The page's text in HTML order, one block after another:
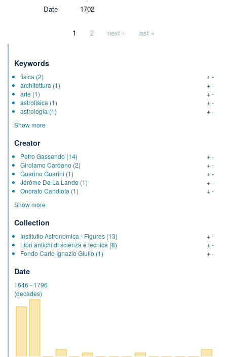
Date
1702
1 2 next › last »
Keywords
fisica (2) +-
architettura (1) +-
arte (1) +-
astrofisica (1) +-
astrologia (1) +-
Show more
Creator
Petro Gassendo (14) +-
Girolamo Cardano (2) +-
Guarino Guarini (1) +-
Jérôme De La Lande (1) +-
Onorato Candiota (1) +-
Show more
Collection
Institutio Astronomica - Figures (13) +-
Libri antichi di scienza e tecnica (8) +-
Fondo Carlo Ignazio Giulio (1) +-
Date
1646 - 1796
(decades)